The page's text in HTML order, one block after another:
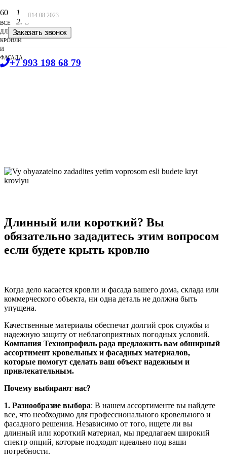
ВСЕ
ДЛЯ
КРОВЛИ
И
ФАСАДА
Заказать звонок
+7 993 198 68 79
Главная
Блог
14.08.2023
Длинный или короткий? Вы
обязательно зададитесь этим вопросом
если будете крыть кровлю
Когда дело касается кровли и фасада вашего дома, склада или
коммерческого объекта, ни одна деталь не должна быть
упущена.
Качественные материалы обеспечат долгий срок службы и
надежную защиту от неблагоприятных погодных условий.
Компания Технопрофиль рада предложить вам обширный
ассортимент кровельных и фасадных материалов,
которые помогут сделать ваш объект надежным и
привлекательным.
Почему выбирают нас?
1. Разнообразие выбора: В нашем ассортименте вы найдете
все, что необходимо для профессионального кровельного и
фасадного решения. Независимо от того, ищете ли вы
длинный или короткий материал, мы предлагаем широкий
спектр опций, которые подходят идеально под ваши
потребности.